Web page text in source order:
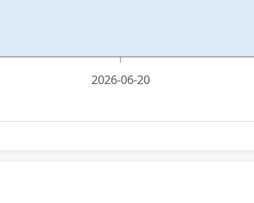
2026-06-20